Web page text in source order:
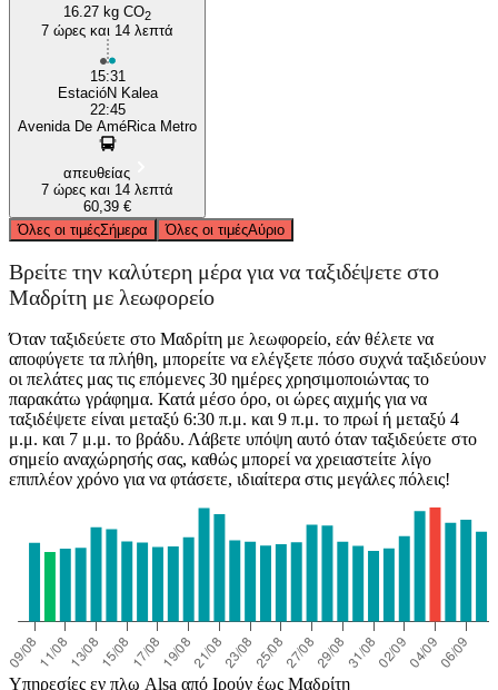
16.27 kg CO2
7 ώρες και 14 λεπτά
15:31
EstacióN Kalea
22:45
Avenida De AméRica Metro
απευθείας
7 ώρες και 14 λεπτά
60,39 €
Όλες οι τιμέςΣήμερα Όλες οι τιμέςΑύριο
Βρείτε την καλύτερη μέρα για να ταξιδέψετε στο
Μαδρίτη με λεωφορείο
Όταν ταξιδεύετε στο Μαδρίτη με λεωφορείο, εάν θέλετε να
αποφύγετε τα πλήθη, μπορείτε να ελέγξετε πόσο συχνά ταξιδεύουν
οι πελάτες μας τις επόμενες 30 ημέρες χρησιμοποιώντας το
παρακάτω γράφημα. Κατά μέσο όρο, οι ώρες αιχμής για να
ταξιδέψετε είναι μεταξύ 6:30 π.μ. και 9 π.μ. το πρωί ή μεταξύ 4
μ.μ. και 7 μ.μ. το βράδυ. Λάβετε υπόψη αυτό όταν ταξιδεύετε στο
σημείο αναχώρησής σας, καθώς μπορεί να χρειαστείτε λίγο
επιπλέον χρόνο για να φτάσετε, ιδιαίτερα στις μεγάλες πόλεις!
Υπηρεσίες εν πλω Alsa από Ιρούν έως Μαδρίτη